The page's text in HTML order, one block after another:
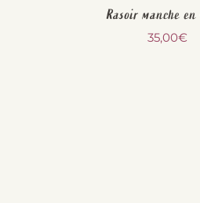
Rasoir manche en
35,00€